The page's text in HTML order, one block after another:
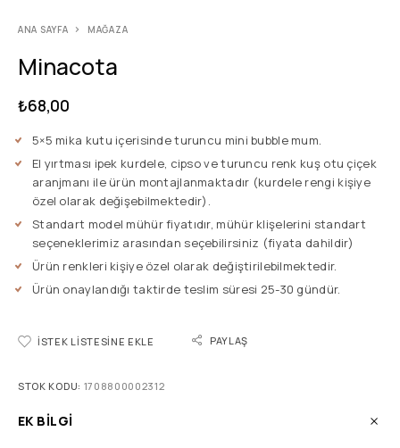
ANA SAYFA MAĞAZA
Minacota
₺68,00
5×5 mika kutu içerisinde turuncu mini bubble mum.
El yırtması ipek kurdele, cipso ve turuncu renk kuş otu çiçek
aranjmanı ile ürün montajlanmaktadır (kurdele rengi kişiye
özel olarak değişebilmektedir).
Standart model mühür fiyatıdır, mühür klişelerini standart
seçeneklerimiz arasından seçebilirsiniz (fiyata dahildir)
Ürün renkleri kişiye özel olarak değiştirilebilmektedir.
Ürün onaylandığı taktirde teslim süresi 25-30 gündür.
İSTEK LISTESINE EKLE PAYLAŞ
STOK KODU: 1708800002312
EK BILGI